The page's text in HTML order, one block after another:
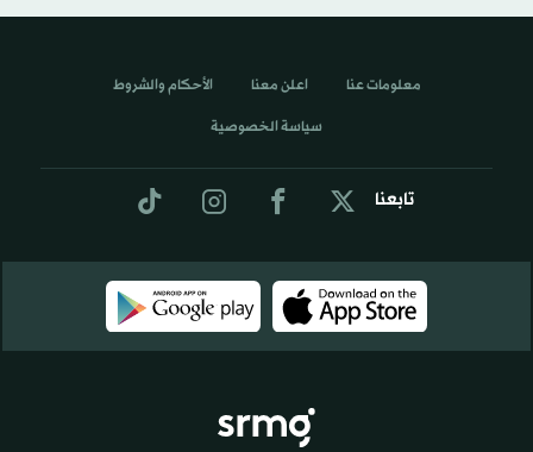
تابعنا
معلومات عنا اعلن معنا الأحكام والشروط
سياسة الخصوصية